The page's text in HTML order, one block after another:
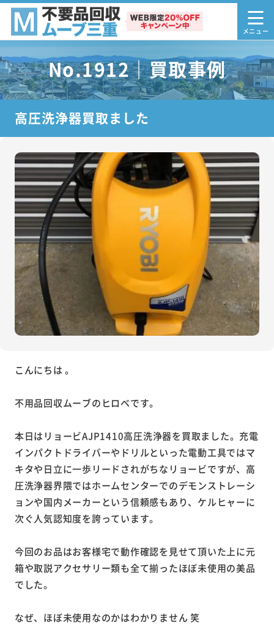
No.1912｜買取事例
高圧洗浄器買取ました
こんにちは 。
不用品回収ムーブのヒロベです。
本日はリョービAJP1410高圧洗浄器を買取ました。充電
インパクトドライバーやドリルといった電動工具ではマ
キタや日立に一歩リードされがちなリョービですが、高
圧洗浄器界隈ではホームセンターでのデモンストレーシ
ョンや国内メーカーという信頼感もあり、ケルヒャーに
次ぐ人気認知度を誇っています。
今回のお品はお客様宅で動作確認を見せて頂いた上に元
箱や取説アクセサリー類も全て揃ったほぼ未使用の美品
でした。
なぜ、ほぼ未使用なのかはわかりません 笑